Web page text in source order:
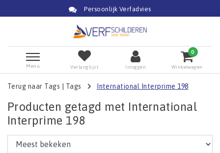
Persoonlijk Verfadvies
Menu Verlanglijst Inloggen
0
Winkelwagen
Terug naar Tags Tags International Interprime 198
Producten getagd met International
Interprime 198